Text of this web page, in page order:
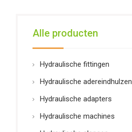
Alle producten
Hydraulische fittingen
Hydraulische adereindhulzen
Hydraulische adapters
Hydraulische machines